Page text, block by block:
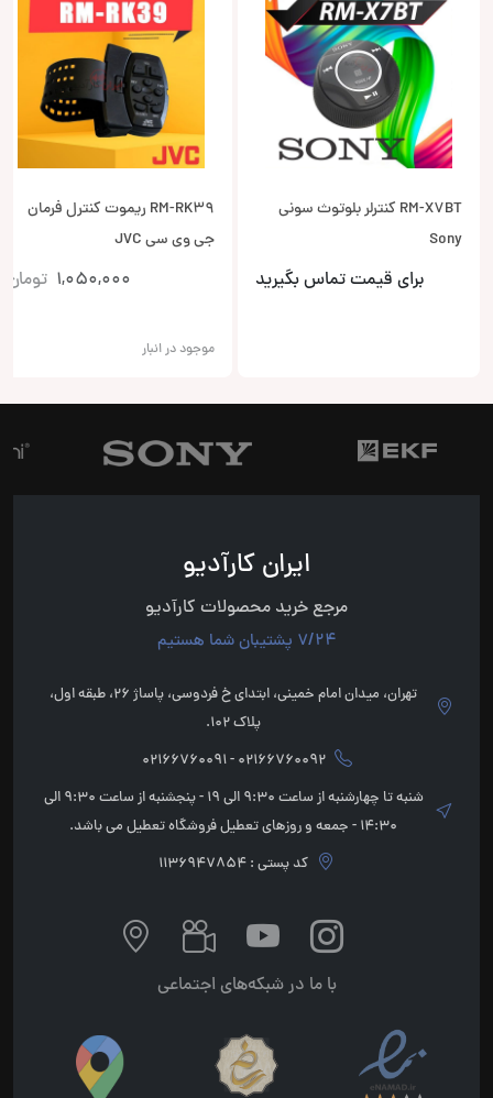
RM-X7BT کنترلر بلوتوث سونی
Sony
برای قیمت تماس بگیرید
RM-RK39 ریموت کنترل فرمان
جی وی سی JVC
1,050,000 تومان
موجود در انبار
ایران کارآدیو
مرجع خرید محصولات کارآدیو
7/24 پشتیبان شما هستیم
تهران، میدان امام خمینی، ابتدای خ فردوسی، پاساژ 26، طبقه اول،
پلاک 102.
02166760092 - 02166760091
شنبه تا چهارشنبه از ساعت 9:30 الی 19 - پنجشنبه از ساعت 9:30 الی
14:30 - جمعه و روزهای تعطیل فروشگاه تعطیل می باشد.
کد پستی : 1136947854
با ما در شبکه‌های اجتماعی